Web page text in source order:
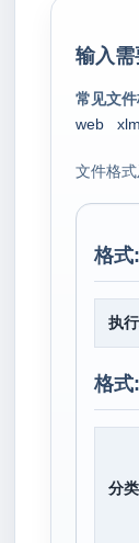
输入
常见文
web
xlm
文件格
格式
执
格式
分